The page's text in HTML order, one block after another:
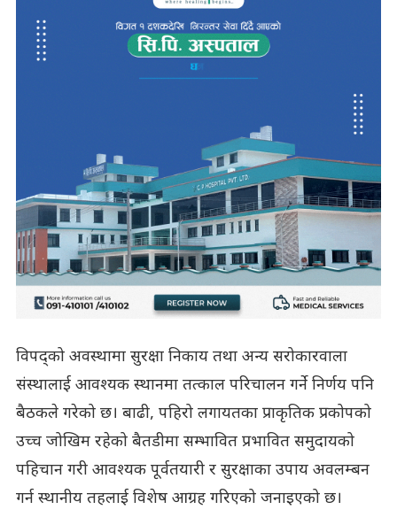
विपद्को अवस्थामा सुरक्षा निकाय तथा अन्य सरोकारवाला
संस्थालाई आवश्यक स्थानमा तत्काल परिचालन गर्ने निर्णय पनि
बैठकले गरेको छ। बाढी, पहिरो लगायतका प्राकृतिक प्रकोपको
उच्च जोखिम रहेको बैतडीमा सम्भावित प्रभावित समुदायको
पहिचान गरी आवश्यक पूर्वतयारी र सुरक्षाका उपाय अवलम्बन
गर्न स्थानीय तहलाई विशेष आग्रह गरिएको जनाइएको छ।